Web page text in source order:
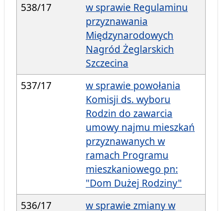
538/17
w sprawie Regulaminu
przyznawania
Międzynarodowych
Nagród Żeglarskich
Szczecina
537/17
w sprawie powołania
Komisji ds. wyboru
Rodzin do zawarcia
umowy najmu mieszkań
przyznawanych w
ramach Programu
mieszkaniowego pn:
"Dom Dużej Rodziny"
536/17
w sprawie zmiany w